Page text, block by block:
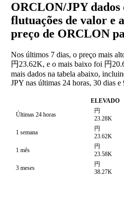
ORCLON/JPY dados
flutuações de valor e
preço de ORCLON
Nos últimos 7 dias, o preço mais
円23.62K, e o mais baixo foi 円
mais dados na tabela abaixo,
JPY nas últimas 24 horas, 30 dias e
ELEVADO
Últimas 24 horas
円
23.28K
1 semana
円
23.62K
1 mês
円
23.58K
3 meses
円
38.27K